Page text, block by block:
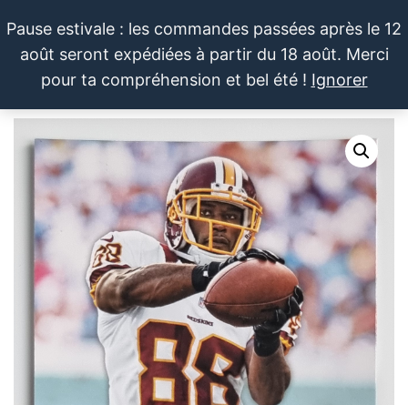
au
contenu
Pause estivale : les commandes passées après le 12
août seront expédiées à partir du 18 août. Merci
pour ta compréhension et bel été ! Ignorer
LE SPORTIF
DU
DIMANCHE®
Cartes
et
produits
autour
du
sport et
de la
pop
culture